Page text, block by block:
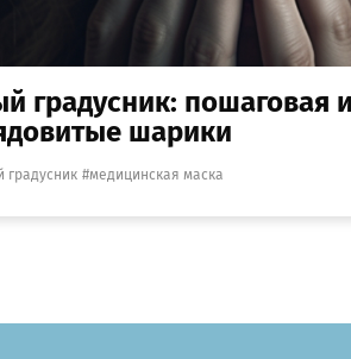
градусник: пошаговая
шарики
градусник медицинская маска